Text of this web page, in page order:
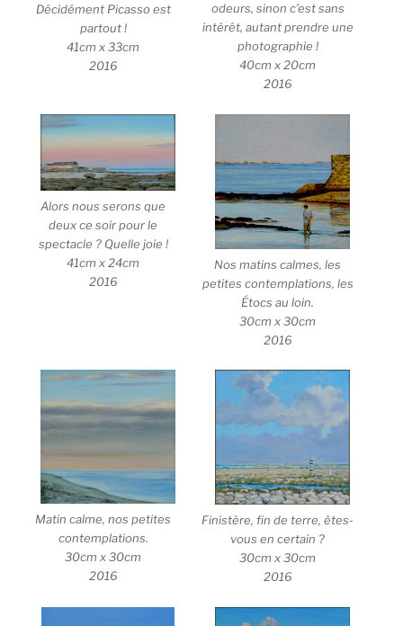
Décidément Picasso est
partout !
41cm x 33cm
2016
odeurs, sinon c’est sans
intérêt, autant prendre une
photographie !
40cm x 20cm
2016
Alors nous serons que
deux ce soir pour le
spectacle ? Quelle joie !
41cm x 24cm
2016
Nos matins calmes, les
petites contemplations, les
Étocs au loin.
30cm x 30cm
2016
Matin calme, nos petites
contemplations.
30cm x 30cm
2016
Finistère, fin de terre, êtes-
vous en certain ?
30cm x 30cm
2016